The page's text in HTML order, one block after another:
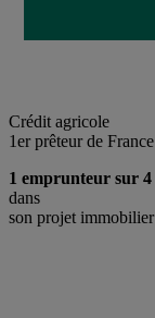
Crédit agricole
1er prêteur de France
1 emprunteur sur 4
dans
son projet immobilier